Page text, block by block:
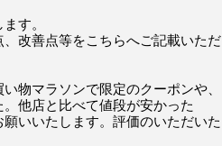
す。
改善点等をこちらへご記載いただ
物マラソンで限定のクーポンや、
他店と比べて値段が安かった
いいたします。評価のいただいた